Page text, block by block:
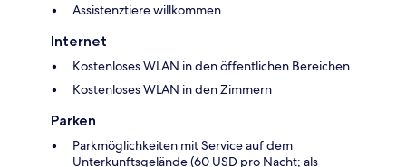
Assistenztiere willkommen
Internet
Kostenloses WLAN in den öffentlichen Bereichen
Kostenloses WLAN in den Zimmern
Parken
Parkmöglichkeiten mit Service auf dem
Unterkunftsgelände (60 USD pro Nacht; als